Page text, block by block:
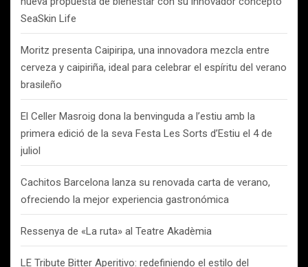
SeaSkin Life
Moritz presenta Caipiripa, una innovadora mezcla entre
cerveza y caipiriña, ideal para celebrar el espíritu del verano
brasileño
El Celler Masroig dona la benvinguda a l’estiu amb la
primera edició de la seva Festa Les Sorts d’Estiu el 4 de
juliol
Cachitos Barcelona lanza su renovada carta de verano,
ofreciendo la mejor experiencia gastronómica
Ressenya de «La ruta» al Teatre Akadèmia
LE Tribute Bitter Aperitivo: redefiniendo el estilo del